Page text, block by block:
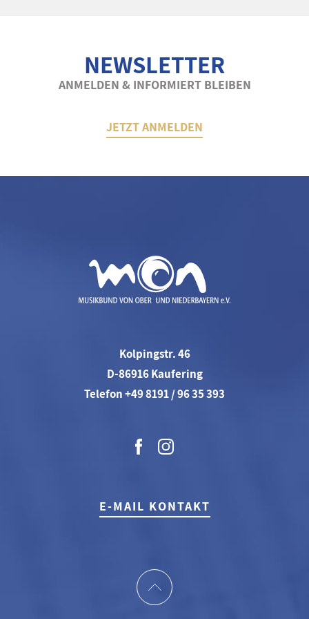
NEWSLETTER
ANMELDEN & INFORMIERT BLEIBEN
JETZT ANMELDEN
Kolpingstr. 46
D-86916 Kaufering
Telefon +49 8191 / 96 35 393
E-MAIL KONTAKT